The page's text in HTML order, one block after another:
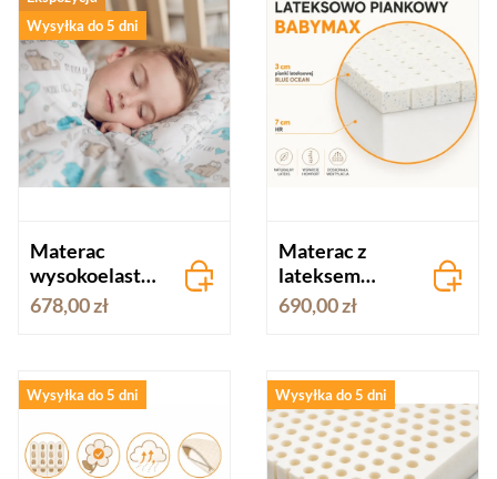
Wysyłka do 5 dni
Materac
wysokoelastyc
zny Hevea
SnuDo 80x160
678,00 zł
Materac z
lateksem
Hevea Baby
Max 80x160
690,00 zł
Wysyłka do 5 dni Wysyłka do 5 dni